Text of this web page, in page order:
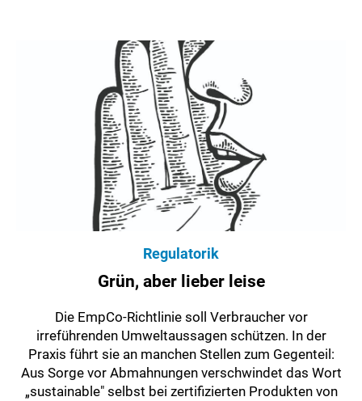
Regulatorik
Grün, aber lieber leise
Die EmpCo-Richtlinie soll Verbraucher vor
irreführenden Umweltaussagen schützen. In der
Praxis führt sie an manchen Stellen zum Gegenteil:
Aus Sorge vor Abmahnungen verschwindet das Wort
„sustainable" selbst bei zertifizierten Produkten von